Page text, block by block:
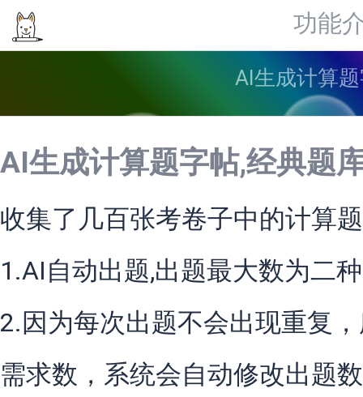
功能
AI生成计算
AI生成计算题字帖,经典题
收集了几百张考卷子中的计算
1.AI自动出题,出题最大数为二
2.因为每次出题不会出现重复
需求数，系统会自动修改出题